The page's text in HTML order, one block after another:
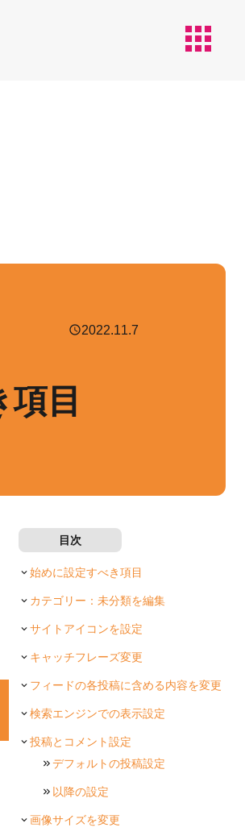
apps
schedule2022.11.7
目
目次
始めに設定すべき項目
カテゴリー：未分類を編集
サイトアイコンを設定
キャッチフレーズ変更
フィードの各投稿に含める内容を変更
検索エンジンでの表示設定
投稿とコメント設定
デフォルトの投稿設定
以降の設定
画像サイズを変更